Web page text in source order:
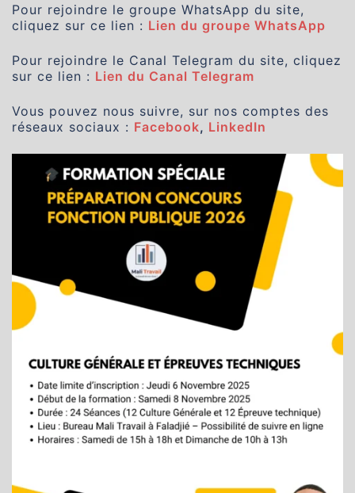
Pour rejoindre le groupe WhatsApp du site,
cliquez sur ce lien : Lien du groupe WhatsApp
Pour rejoindre le Canal Telegram du site, cliquez
sur ce lien : Lien du Canal Telegram
Vous pouvez nous suivre, sur nos comptes des
réseaux sociaux : Facebook, LinkedIn